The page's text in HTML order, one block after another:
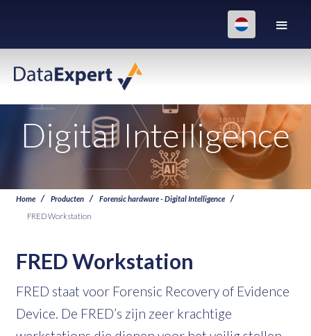
Digital Intelligence
Home Producten
Forensic hardware - Digital Intelligence
FRED Workstation
FRED Workstation
FRED staat voor Forensic Recovery of Evidence
Device. De FRED’s zijn zeer krachtige